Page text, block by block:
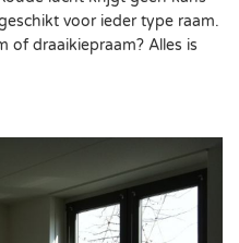
voor ieder type raam.
of draaikiepraam? Alles is